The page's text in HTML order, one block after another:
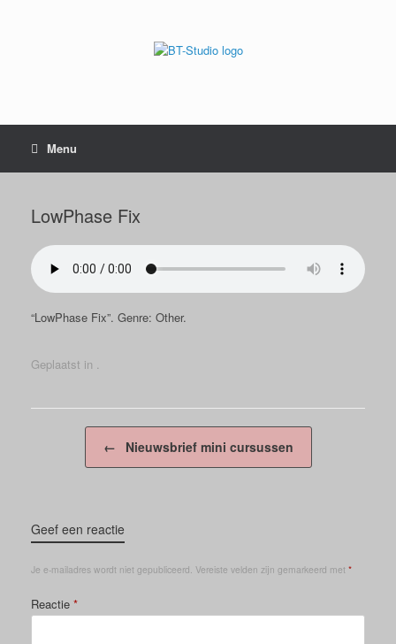
Menu
LowPhase Fix
“LowPhase Fix”. Genre: Other.
Geplaatst in .
Berichtnavigatie
← Nieuwsbrief mini cursussen
Geef een reactie
Je e-mailadres wordt niet gepubliceerd. Vereiste velden zijn gemarkeerd met *
Reactie *